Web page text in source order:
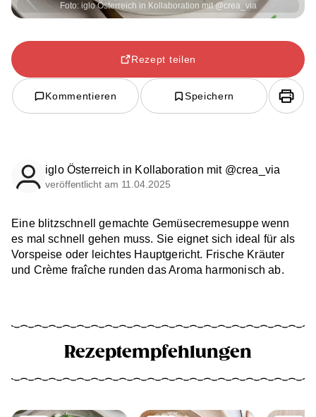
Foto: iglo Österreich in Kollaboration mit @crea_via
Rezept teilen
Kommentieren Speichern
iglo Österreich in Kollaboration mit @crea_via
veröffentlicht am 11.04.2025
Eine blitzschnell gemachte Gemüsecremesuppe wenn
es mal schnell gehen muss. Sie eignet sich ideal für als
Vorspeise oder leichtes Hauptgericht. Frische Kräuter
und Crème fraîche runden das Aroma harmonisch ab.
Rezeptempfehlungen